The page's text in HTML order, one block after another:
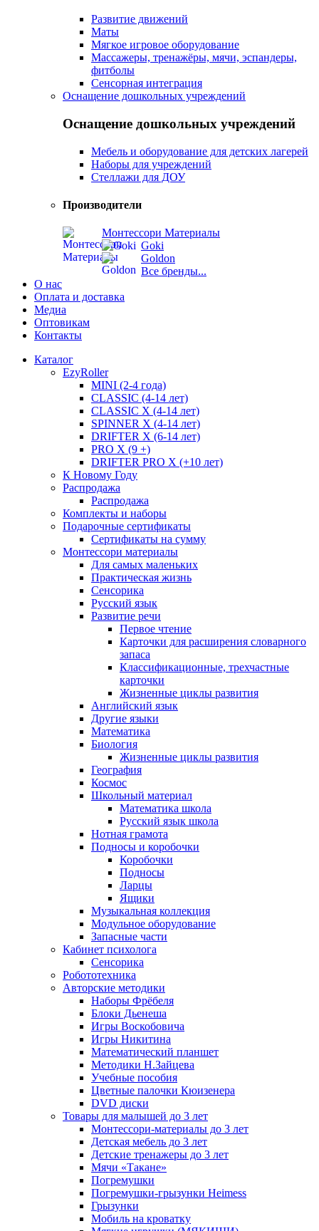
Развитие движений
Маты
Мягкое игровое оборудование
Массажеры, тренажёры, мячи, эспандеры,
фитболы
Сенсорная интеграция
Оснащение дошкольных учреждений
Оснащение дошкольных учреждений
Мебель и оборудование для детских лагерей
Наборы для учреждений
Стеллажи для ДОУ
Производители
Монтессори Материалы
Goki
Goldon
Все бренды...
О нас
Оплата и доставка
Медиа
Оптовикам
Контакты
Каталог
EzyRoller
MINI (2-4 года)
CLASSIC (4-14 лет)
CLASSIC X (4-14 лет)
SPINNER X (4-14 лет)
DRIFTER X (6-14 лет)
PRO X (9 +)
DRIFTER PRO X (+10 лет)
К Новому Году
Распродажа
Распродажа
Комплекты и наборы
Подарочные сертификаты
Сертификаты на сумму
Монтессори материалы
Для самых маленьких
Практическая жизнь
Сенсорика
Русский язык
Развитие речи
Первое чтение
Карточки для расширения словарного
запаса
Классификационные, трехчастные
карточки
Жизненные циклы развития
Английский язык
Другие языки
Математика
Биология
Жизненные циклы развития
География
Космос
Школьный материал
Математика школа
Русский язык школа
Нотная грамота
Подносы и коробочки
Коробочки
Подносы
Ларцы
Ящики
Музыкальная коллекция
Модульное оборудование
Запасные части
Кабинет психолога
Сенсорика
Робототехника
Авторские методики
Наборы Фрёбеля
Блоки Дьенеша
Игры Воскобовича
Игры Никитина
Математический планшет
Методики Н.Зайцева
Учебные пособия
Цветные палочки Кюизенера
DVD диски
Товары для малышей до 3 лет
Монтессори-материалы до 3 лет
Детская мебель до 3 лет
Детские тренажеры до 3 лет
Мячи «Такане»
Погремушки
Погремушки-грызунки Heimess
Грызунки
Мобиль на кроватку